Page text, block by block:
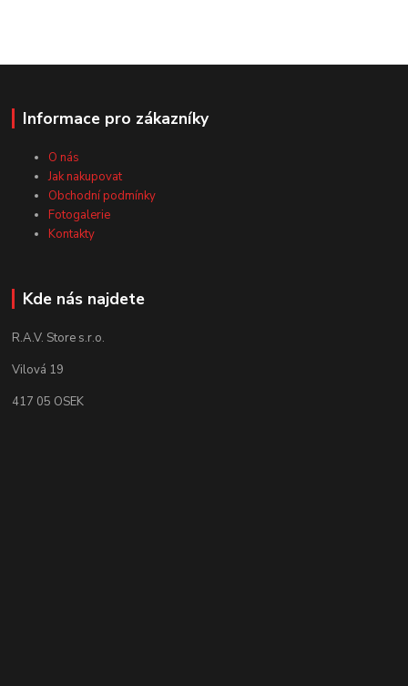
Informace pro zákazníky
O nás
Jak nakupovat
Obchodní podmínky
Fotogalerie
Kontakty
Kde nás najdete
R.A.V. Store s.r.o.
Vilová 19
417 05 OSEK